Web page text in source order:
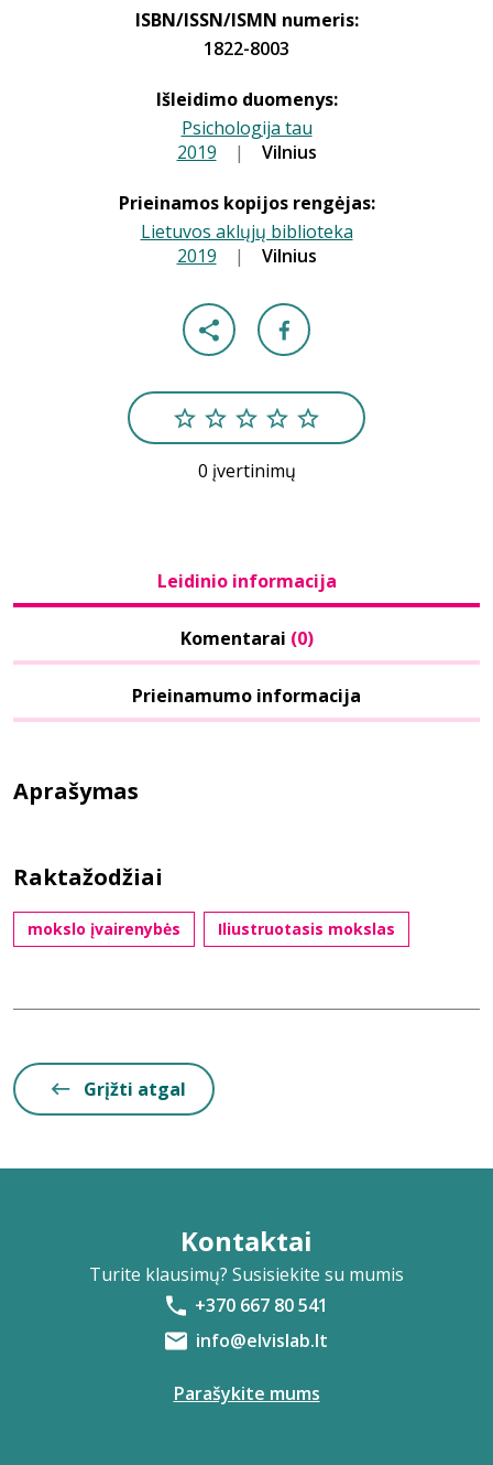
ISBN/ISSN/ISMN numeris:
1822-8003
Išleidimo duomenys:
Psichologija tau
2019 | Vilnius
Prieinamos kopijos rengėjas:
Lietuvos aklųjų biblioteka
2019 | Vilnius
0 įvertinimų
Leidinio informacija
Komentarai (0)
Prieinamumo informacija
Aprašymas
Raktažodžiai
mokslo įvairenybės Iliustruotasis mokslas
Grįžti atgal
Kontaktai
Turite klausimų? Susisiekite su mumis
+370 667 80 541
info@elvislab.lt
Parašykite mums